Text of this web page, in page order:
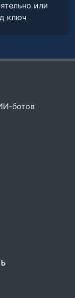
или
ключ
ботов